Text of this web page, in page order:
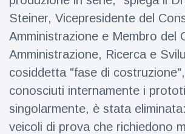
creativa
Anne
Hathaway
Tom
Holland 'il
figlio dei
sogni’
14 July
31
Visualizzazioni
Steiner, Vicepresidente del
Amministrazione e Membro del
Amministrazione, Ricerca e
cosiddetta "fase di
conosciuti internamente i
singolarmente, è stata
veicoli di prova che richiedono